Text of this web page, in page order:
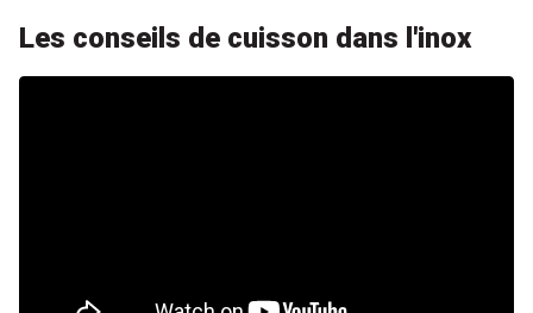
Les conseils de cuisson dans l'inox